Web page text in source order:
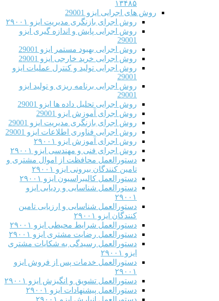
۱۳۴۸۵
روش های اجرایی ایزو 29001
روش اجرای بازنگری مدیریت ایزو ۲۹۰۰۱
روش اجرایی پایش و اندازه گیری ایزو
29001
روش اجرایی بهبود مستمر ایزو 29001
روش اجرایی خرید خارجی ایزو 29001
روش اجرایی تولید و کنترل عملیات ایزو
29001
روش اجرایی برنامه ریزی و تولید ایزو
29001
روش اجرایی تحلیل داده ها ایزو 29001
روش اجرای آموزش ایزو 29001
روش اجرای بازنگری مدیریت ایزو 29001
روش اجرایی فناوری اطلاعات ایزو 29001
روش اجرای آموزش ایزو ۲۹۰۰۱
روش اجرای فنی و مهندسی ایزو ۲۹۰۰۱
دستورالعمل محافظت از اموال مشتری و
تامین کنندگان بیرونی ایزو ۲۹۰۰۱
دستورالعمل کالیبراسیون ایزو ۲۹۰۰۱
دستورالعمل شناسایی و ردیابی ایزو
۲۹۰۰۱
دستورالعمل شناسایی و ارزیابی تامین
کنندگان ایزو ۲۹۰۰۱
دستورالعمل شرایط محیطی ایزو ۲۹۰۰۱
دستورالعمل رضایت مشتری ایزو ۲۹۰۰۱
دستورالعمل رسیدگی به شکایات مشتری
ایزو ۲۹۰۰۱
دستورالعمل خدمات پس از فروش ایزو
۲۹۰۰۱
دستورالعمل تشویق و انگیزش ایزو ۲۹۰۰۱
دستورالعمل پیشنهادات ایزو ۲۹۰۰۱
دستورالعمل انبارش ایزو ۲۹۰۰۱